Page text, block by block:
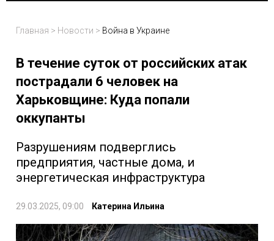
Главная > Новости > Война в Украине
В течение суток от российских атак
пострадали 6 человек на
Харьковщине: Куда попали
оккупанты
Разрушениям подверглись
предприятия, частные дома, и
энергетическая инфраструктура
29.03.2025, 09:00 Катерина Ильина